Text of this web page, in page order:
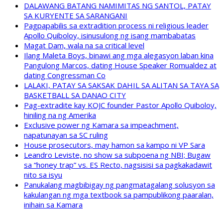
DALAWANG BATANG NAMIMITAS NG SANTOL, PATAY
SA KURYENTE SA SARANGANI
Pagpapabilis sa extradition process ni religious leader
Apollo Quiboloy, isinusulong ng isang mambabatas
Magat Dam, wala na sa critical level
Ilang Maleta Boys, binawi ang mga alegasyon laban kina
Pangulong Marcos, dating House Speaker Romualdez at
dating Congressman Co
LALAKI, PATAY SA SAKSAK DAHIL SA ALITAN SA TAYA SA
BASKETBALL SA DANAO CITY
Pag-extradite kay KOJC founder Pastor Apollo Quiboloy,
hiniling na ng Amerika
Exclusive power ng Kamara sa impeachment,
napatunayan sa SC ruling
House prosecutors, may hamon sa kampo ni VP Sara
Leandro Leviste, no show sa subpoena ng NBI; Bugaw
sa “honey trap” vs. ES Recto, nagsisisi sa pagkakadawit
nito sa isyu
Panukalang magbibigay ng pangmatagalang solusyon sa
kakulangan ng mga textbook sa pampublikong paaralan,
inihain sa Kamara